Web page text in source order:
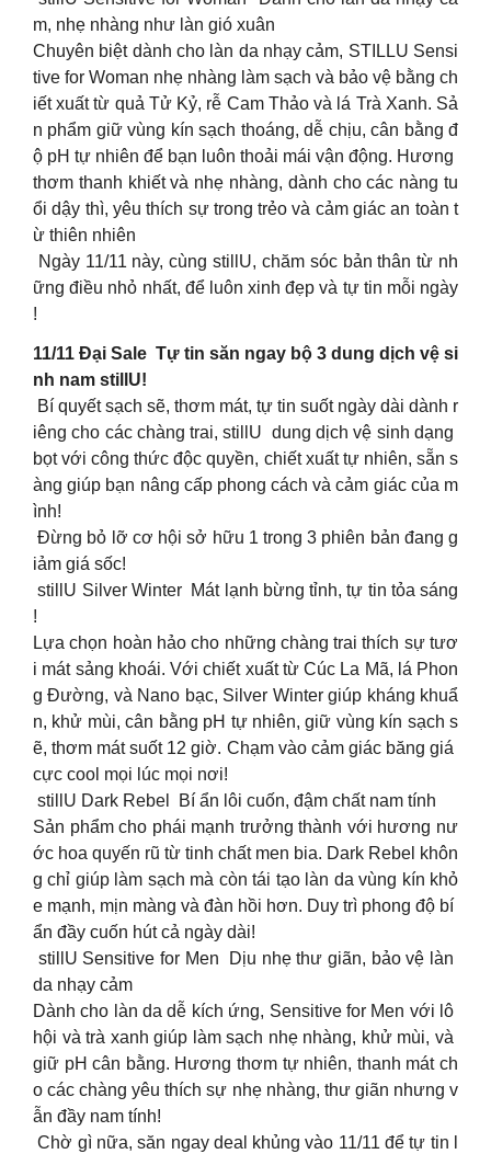
m, nhẹ nhàng như làn gió xuân
Chuyên biệt dành cho làn da nhạy cảm, STILLU Sensi
tive for Woman nhẹ nhàng làm sạch và bảo vệ bằng ch
iết xuất từ quả Tử Kỷ, rễ Cam Thảo và lá Trà Xanh. Sả
n phẩm giữ vùng kín sạch thoáng, dễ chịu, cân bằng đ
ộ pH tự nhiên để bạn luôn thoải mái vận động. Hương
thơm thanh khiết và nhẹ nhàng, dành cho các nàng tu
ổi dậy thì, yêu thích sự trong trẻo và cảm giác an toàn t
ừ thiên nhiên
Ngày 11/11 này, cùng stillU, chăm sóc bản thân từ nh
ững điều nhỏ nhất, để luôn xinh đẹp và tự tin mỗi ngày
!
11/11 Đại Sale Tự tin săn ngay bộ 3 dung dịch vệ si
nh nam stillU!
Bí quyết sạch sẽ, thơm mát, tự tin suốt ngày dài dành r
iêng cho các chàng trai, stillU dung dịch vệ sinh dạng
bọt với công thức độc quyền, chiết xuất tự nhiên, sẵn s
àng giúp bạn nâng cấp phong cách và cảm giác của m
ình!
Đừng bỏ lỡ cơ hội sở hữu 1 trong 3 phiên bản đang g
iảm giá sốc!
stillU Silver Winter Mát lạnh bừng tỉnh, tự tin tỏa sáng
!
Lựa chọn hoàn hảo cho những chàng trai thích sự tươ
i mát sảng khoái. Với chiết xuất từ Cúc La Mã, lá Phon
g Đường, và Nano bạc, Silver Winter giúp kháng khuẩ
n, khử mùi, cân bằng pH tự nhiên, giữ vùng kín sạch s
ẽ, thơm mát suốt 12 giờ. Chạm vào cảm giác băng giá
cực cool mọi lúc mọi nơi!
stillU Dark Rebel Bí ẩn lôi cuốn, đậm chất nam tính
Sản phẩm cho phái mạnh trưởng thành với hương nư
ớc hoa quyến rũ từ tinh chất men bia. Dark Rebel khôn
g chỉ giúp làm sạch mà còn tái tạo làn da vùng kín khỏ
e mạnh, mịn màng và đàn hồi hơn. Duy trì phong độ bí
ẩn đầy cuốn hút cả ngày dài!
stillU Sensitive for Men Dịu nhẹ thư giãn, bảo vệ làn
da nhạy cảm
Dành cho làn da dễ kích ứng, Sensitive for Men với lô
hội và trà xanh giúp làm sạch nhẹ nhàng, khử mùi, và
giữ pH cân bằng. Hương thơm tự nhiên, thanh mát ch
o các chàng yêu thích sự nhẹ nhàng, thư giãn nhưng v
ẫn đầy nam tính!
Chờ gì nữa, săn ngay deal khủng vào 11/11 để tự tin l